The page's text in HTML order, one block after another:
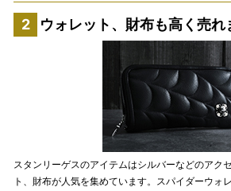
ウォレット、財布も高く売れ
スタンリーゲスのアイテムはシルバーなどのアク
ト、財布が人気を集めています。スパイダーウォ